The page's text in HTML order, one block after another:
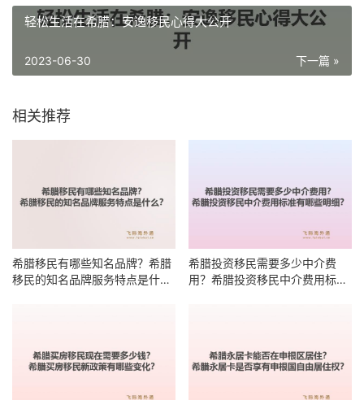
轻松生活在希腊：安逸移民心得大公开
下一篇 »
2023-06-30
相关推荐
希腊移民有哪些知名品牌？希腊
移民的知名品牌服务特点是什
希腊投资移民需要多少中介费
用？希腊投资移民中介费用标准